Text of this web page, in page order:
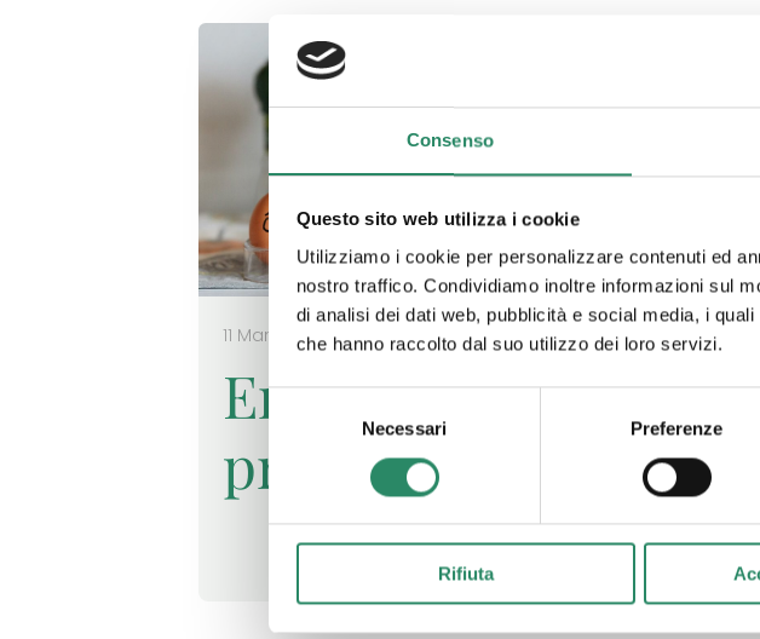
Consenso
Questo sito web utilizza i cookie
Utilizziamo i cookie per personalizzare contenuti ed
nostro traffico. Condividiamo inoltre informazioni sul
di analisi dei dati web, pubblicità e social media, i
che hanno raccolto dal suo utilizzo dei loro servizi.
consenso
Necessari Preferenze
Rifiuta
11 Marzo 2022
Emozioni in
primo piano
Leggi tutto